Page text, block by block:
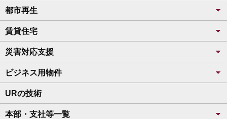
都市再生
賃貸住宅
災害対応支援
ビジネス用物件
URの技術
本部・支社等一覧